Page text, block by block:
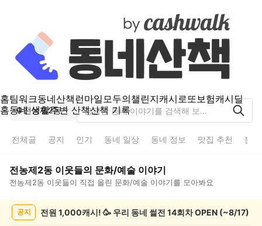
홈팀워크동네산책 런마일모두의챌린지캐시로또보험캐시딜
홈동네 생활주변 산책산책 기록
전농제2동
전체글 공지 인기 동네 일상 동네 정보 맛집 추천 분
전농제2동 이웃들의 문화/예술 이야기
전농제2동 이웃들이 직접 올린 문화/예술 이야기를 모아봐요
공지 전원 1,000캐시! 🥳 우리 동네 썰전 14회차 OPEN (~8/17)